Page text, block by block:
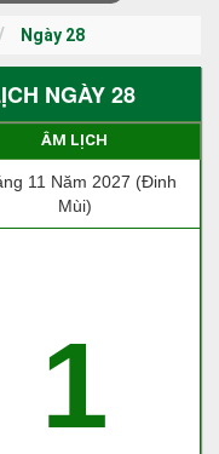
Ngày 28
NGÀY 28
ÂM LỊCH
11 Năm 2027 (Đinh
Mùi)
1